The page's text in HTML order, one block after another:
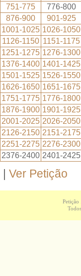
751-775
776-800
876-900
901-925
1001-1025 1026-1050
1126-1150 1151-1175
1251-1275 1276-1300
1376-1400 1401-1425
1501-1525 1526-1550
1626-1650 1651-1675
1751-1775 1776-1800
1876-1900 1901-1925
2001-2025 2026-2050
2126-2150 2151-2175
2251-2275 2276-2300
2376-2400 2401-2425
| Ver Petição
Petição